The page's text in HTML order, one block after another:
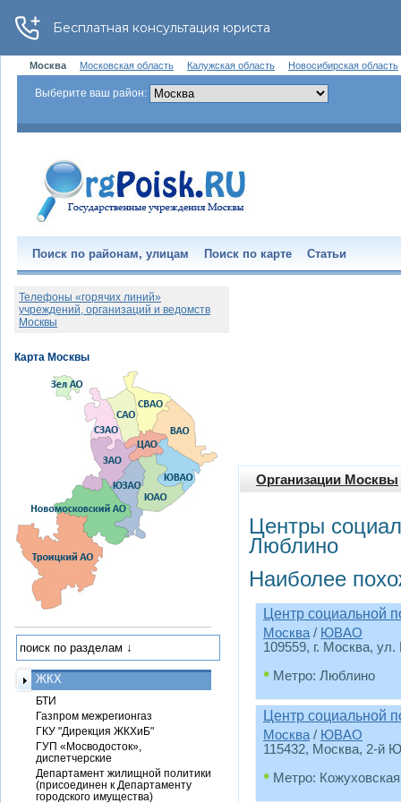
Москва Московская область Калужская область Новосибирская область
Выберите ваш район:
Поиск по районам, улицам Поиск по карте Статьи
Организации Москвы
Центры
Люблино
Наиболее
Центр социальной
Москва / ЮВАО
109559, г. Москва,
• Метро: Люблино
Центр социальной
Москва / ЮВАО
115432, Москва, 2-й
• Метро: Кожуховская
Телефоны «горячих линий»
учреждений, организаций и ведомств
Москвы
ЖКХ
БТИ
Газпром межрегионгаз
ГКУ "Дирекция ЖКХиБ"
ГУП «Мосводосток»,
диспетчерские
Департамент жилищной политики
(присоединен к Департаменту
городского имущества)